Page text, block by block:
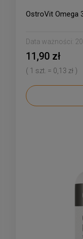
OstroVit Omega
Data ważności:
11,90 zł
( 1 szt. = 0,13 zł )